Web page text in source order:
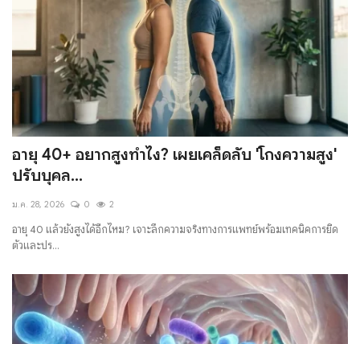
อายุ 40+ อยากสูงทำไง? เผยเคล็ดลับ 'โกงความสูง'
ปรับบุคล...
ม.ค. 28, 2026 0 2
อายุ 40 แล้วยังสูงได้อีกไหม? เจาะลึกความจริงทางการแพทย์พร้อมเทคนิคการยืด
ตัวและปร...